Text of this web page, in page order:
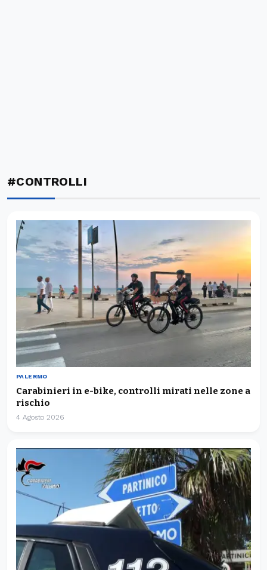
#CONTROLLI
PALERMO
Carabinieri in e-bike, controlli mirati nelle zone a
rischio
4 Agosto 2026